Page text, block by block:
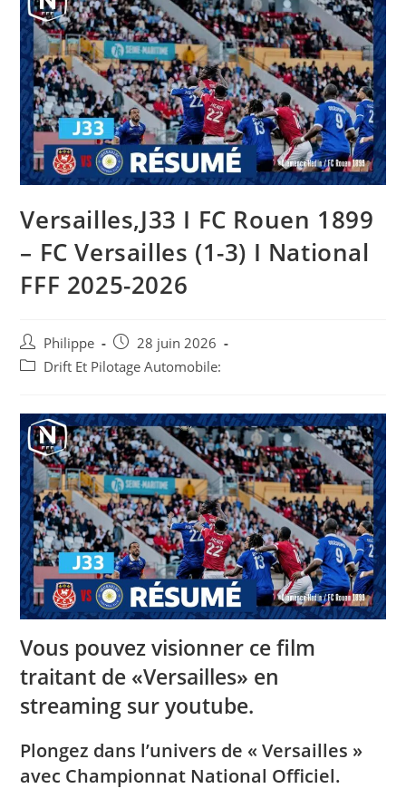
Versailles,J33 I FC Rouen 1899
– FC Versailles (1-3) I National
FFF 2025-2026
Auteur/autrice
de
Philippe
Post
published:
28 juin 2026
PostDrift Et Pilotage Automobile:
Vous pouvez visionner ce film
traitant de «Versailles» en
streaming sur youtube.
Plongez dans l’univers de « Versailles »
avec Championnat National Officiel.